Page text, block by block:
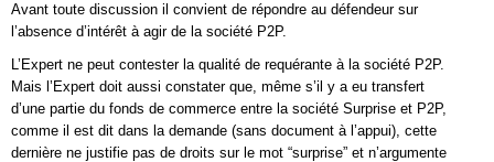
Avant toute discussion il convient de répondre au défendeur sur
l’absence d’intérêt à agir de la société P2P.
L’Expert ne peut contester la qualité de requérante à la société P2P.
Mais l’Expert doit aussi constater que, même s’il y a eu transfert
d’une partie du fonds de commerce entre la société Surprise et P2P,
comme il est dit dans la demande (sans document à l’appui), cette
dernière ne justifie pas de droits sur le mot “surprise” et n’argumente